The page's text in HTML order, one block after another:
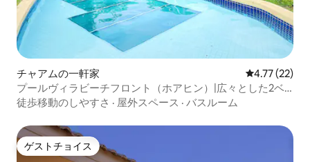
チャアムの一軒家 レビュー22
4.77 (22)
プールヴィラビーチフロント（ホアヒン）|広々とした2ベ
ッドルーム
徒歩移動のしやすさ · 屋外スペース · バスルーム
ゲストチョイス
ゲストチョイス